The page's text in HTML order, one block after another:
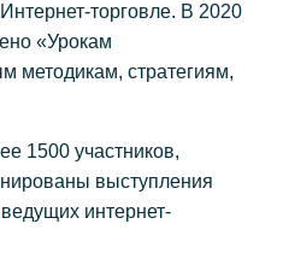
торговле. В 2020
«Урокам
методикам, стратегиям,
1500 участников,
выступления
интернет-